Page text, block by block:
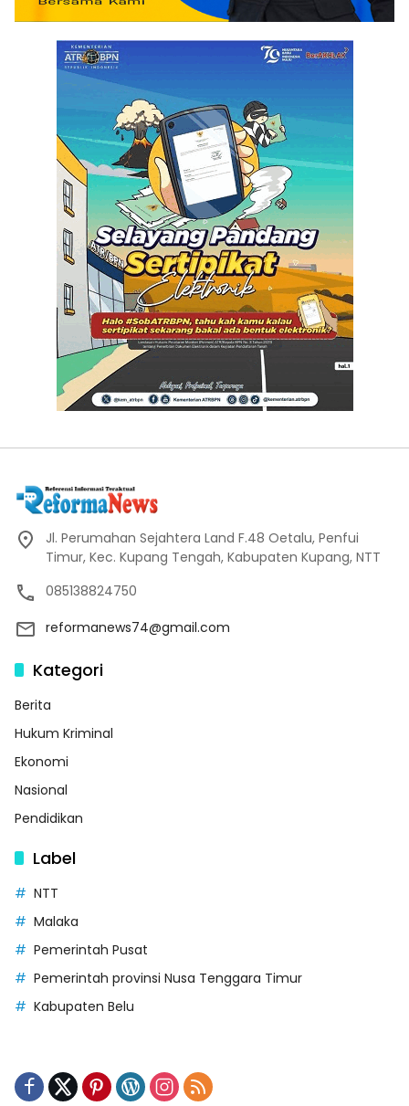
Jl. Perumahan Sejahtera Land F.48 Oetalu, Penfui
Timur, Kec. Kupang Tengah, Kabupaten Kupang, NTT
085138824750
reformanews74@gmail.com
Kategori
Berita
Hukum Kriminal
Ekonomi
Nasional
Pendidikan
Label
NTT
Malaka
Pemerintah Pusat
Pemerintah provinsi Nusa Tenggara Timur
Kabupaten Belu